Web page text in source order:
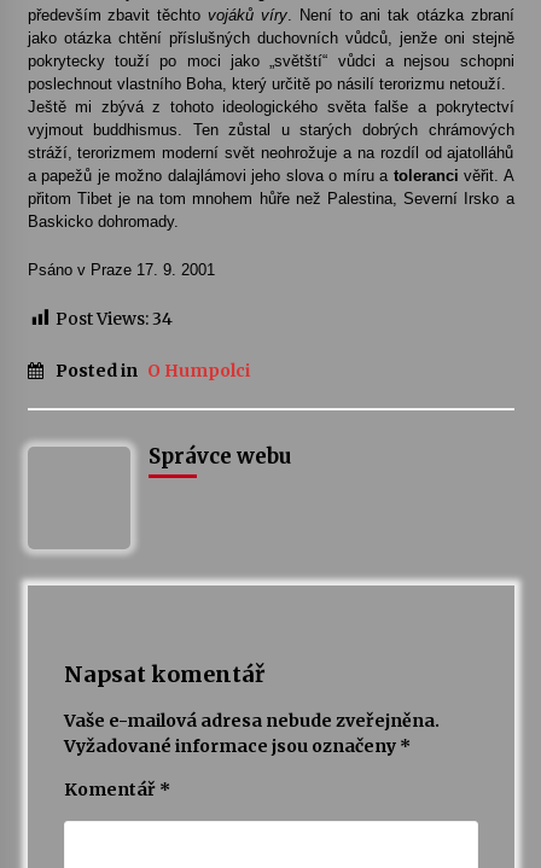
především zbavit těchtovojáků víry. Není to ani tak otázka zbraní
jako otázka chtění příslušných duchovních vůdců, jenže oni stejně
pokrytecky touží po moci jako „světští“ vůdci a nejsou schopni
poslechnout vlastního Boha, který určitě po násilí terorizmu netouží.
Ještě mi zbývá z tohoto ideologického světa falše a pokrytectví
vyjmout buddhismus. Ten zůstal u starých dobrých chrámových
stráží, terorizmem moderní svět neohrožuje a na rozdíl od ajatolláhů
a papežů je možno dalajlámovi jeho slova o míru a toleranci věřit. A
přitom Tibet je na tom mnohem hůře než Palestina, Severní Irsko a
Baskicko dohromady.
Psáno v Praze 17. 9. 2001
Post Views:34
Posted in O Humpolci
Správce webu
Napsat komentář
Vaše e-mailová adresa nebude zveřejněna.
Vyžadované informace jsou označeny *
Komentář *